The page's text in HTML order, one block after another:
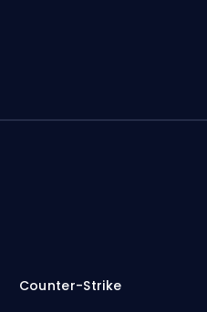
Counter-Strike